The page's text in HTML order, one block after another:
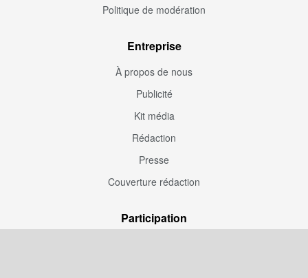
Politique de modération
Entreprise
À propos de nous
Publicité
Kit média
Rédaction
Presse
Couverture rédaction
Participation